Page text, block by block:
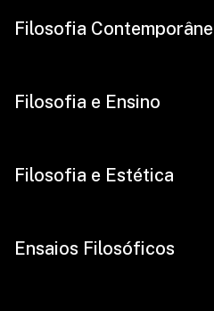
Filosofia
Filosofia e Ensino
Filosofia e Estética
Ensaios Filosóficos